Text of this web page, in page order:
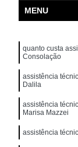
MENU
quanto custa
Consolação
assistência
Dalila
assistência
Marisa Mazzei
assistência